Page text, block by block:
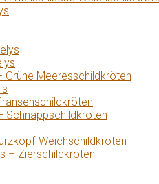
Grüne Meeresschildkröten
Schnappschildkröten
Weichschildkröten
– Zierschildkröten